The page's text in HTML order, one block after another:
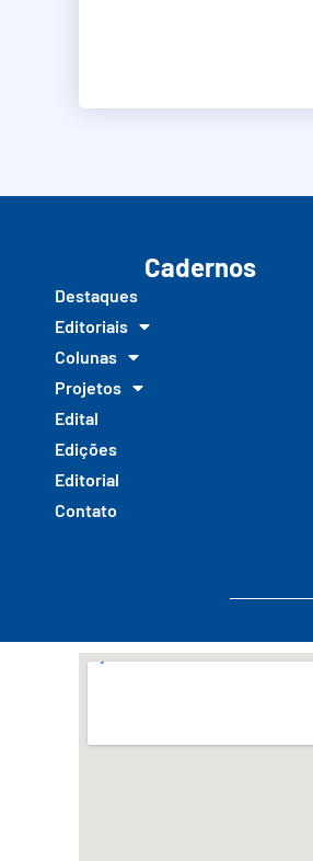
Cadernos
Destaques
Editoriais
Colunas
Projetos
Edital
Edições
Editorial
Contato